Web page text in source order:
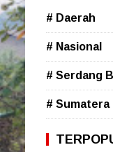
# Daerah
# Nasional
# Serdang
# Sumatera